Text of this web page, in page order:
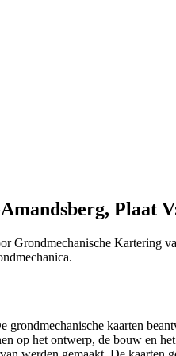
Plaat
Grondmechanische
kaarten
op het ontwerp, de bouw en